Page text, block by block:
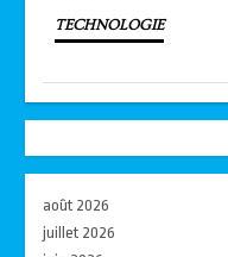
TECHNOLOGIE
août 2026
juillet 2026